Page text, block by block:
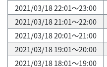
2021/03/18 22:01～23:00
2021/03/18 21:01～22:00
2021/03/18 20:01～21:00
2021/03/18 19:01～20:00
2021/03/18 18:01～19:00